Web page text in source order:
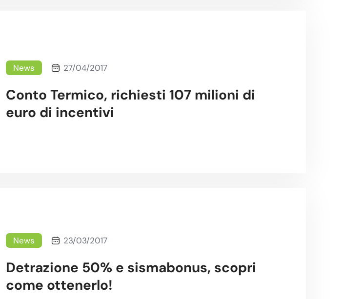
News 27/04/2017
Conto Termico, richiesti 107 milioni di
euro di incentivi
News 23/03/2017
Detrazione 50% e sismabonus, scopri
come ottenerlo!